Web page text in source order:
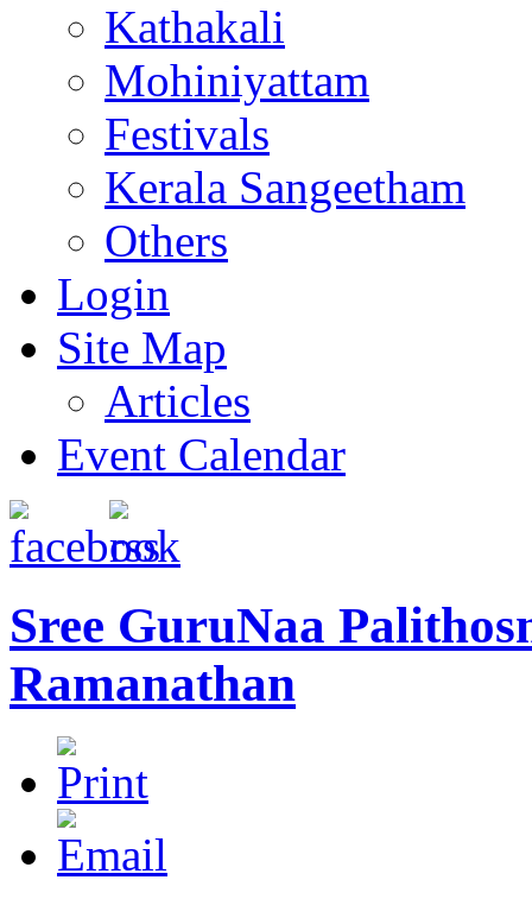
Kathakali
Mohiniyattam
Festivals
Kerala Sangeetham
Others
Login
Site Map
Articles
Event Calendar
Sree GuruNaa
Ramanathan